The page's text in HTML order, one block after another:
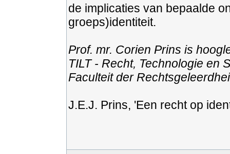
de implicaties van bepaalde
groeps)identiteit.
Prof. mr. Corien Prins is
TILT - Recht, Technologie en
Faculteit der
J.E.J. Prins, 'Een recht op